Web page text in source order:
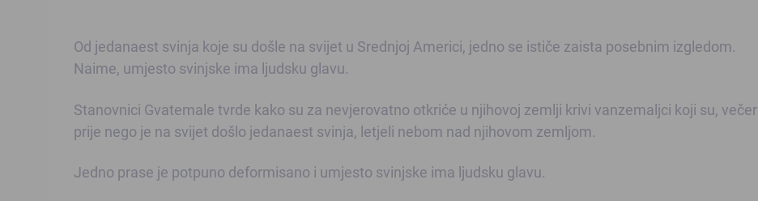
Od jedanaest svinja koje su došle na svijet u Srednjoj Americi, jedno se ističe zaista posebnim izgledom.
Naime, umjesto svinjske ima ljudsku glavu.
Stanovnici Gvatemale tvrde kako su za nevjerovatno otkriće u njihovoj zemlji krivi vanzemaljci koji su, večer
prije nego je na svijet došlo jedanaest svinja, letjeli nebom nad njihovom zemljom.
Jedno prase je potpuno deformisano i umjesto svinjske ima ljudsku glavu.